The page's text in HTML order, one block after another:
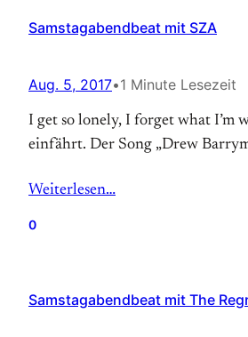
Samstagabendbeat mit SZA
Aug. 5, 2017•1 Minute Lesezeit
I get so lonely, I forget what I’m
einfährt. Der Song „Drew
Weiterlesen…
0
Samstagabendbeat mit The